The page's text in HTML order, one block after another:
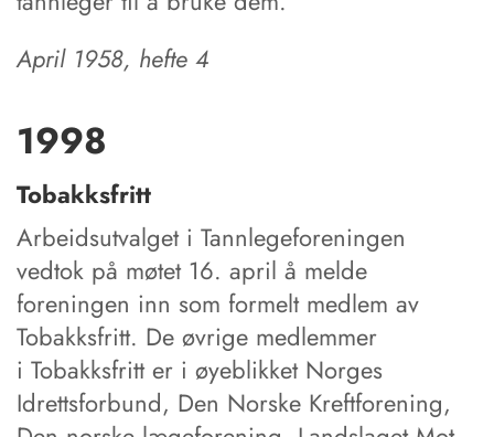
April 1958, hefte 4
1998
Tobakksfritt
Arbeidsutvalget i Tannlegeforeningen
vedtok på møtet 16. april å melde
foreningen inn som formelt medlem av
Tobakksfritt. De øvrige medlemmer
i Tobakksfritt er i øyeblikket Norges
Idrettsforbund, Den Norske Kreftforening,